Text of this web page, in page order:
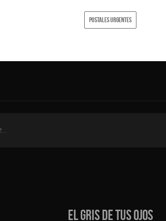
POSTALES URGENTES
EL GRIS DE TUS OJOS